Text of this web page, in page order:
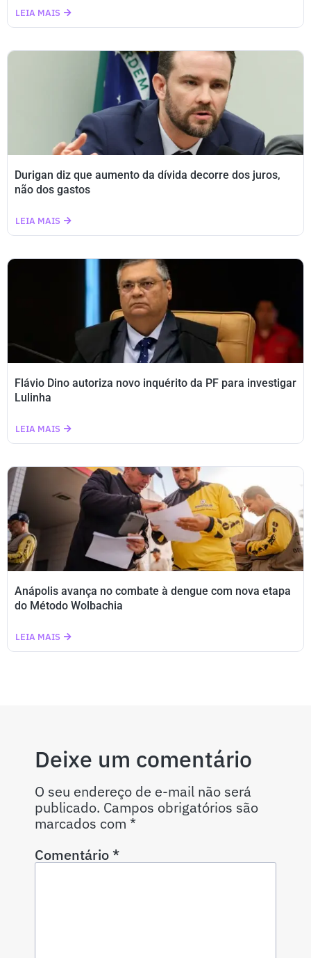
LEIA MAIS
Durigan diz que aumento da dívida decorre dos juros,
não dos gastos
LEIA MAIS
Flávio Dino autoriza novo inquérito da PF para investigar
Lulinha
LEIA MAIS
Anápolis avança no combate à dengue com nova etapa
do Método Wolbachia
LEIA MAIS
Deixe um comentário
O seu endereço de e-mail não será
publicado. Campos obrigatórios são
marcados com *
Comentário*